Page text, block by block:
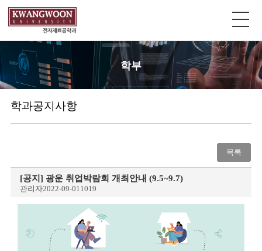
학부
학과공지사항
목록
[공지] 광운 취업박람회 개최안내 (9.5~9.7)
관리자2022-09-011019